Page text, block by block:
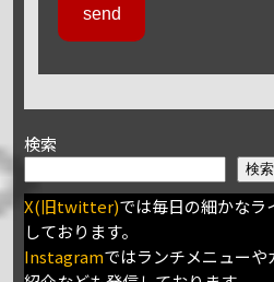
検索
検索
X(旧twitter)では毎日の細かなラ
しております。
Instagramではランチメニュー